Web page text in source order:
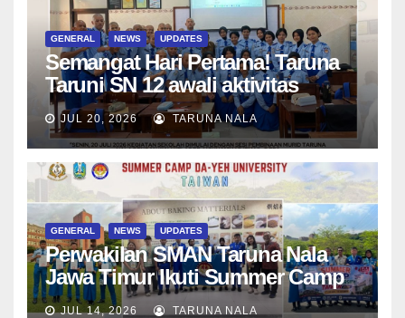
GENERAL NEWS UPDATES
Semangat Hari Pertama! Taruna
Taruni SN 12 awali aktivitas
bersama Wali Kelas dan Tes
Asesmen Diagnostik
JUL 20, 2026 TARUNA NALA
GENERAL NEWS UPDATES
Perwakilan SMAN Taruna Nala
Jawa Timur Ikuti Summer Camp
di Da-Yeh University, Taiwan
JUL 14, 2026 TARUNA NALA